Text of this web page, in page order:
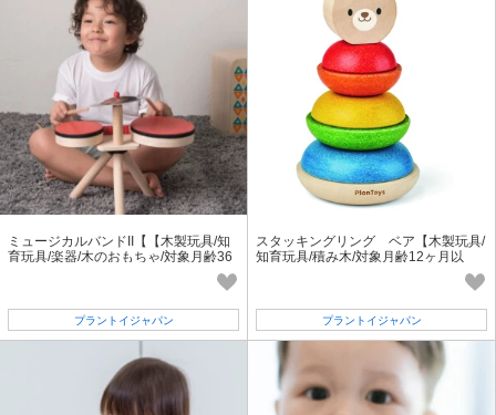
ミュージカルバンドII【【木製玩具/知
育玩具/楽器/木のおもちゃ/対象月齢36
プラントイジャパン
スタッキングリング ベア【木製玩具/
知育玩具/積み木/対象月齢12ヶ月以
プラントイジャパン